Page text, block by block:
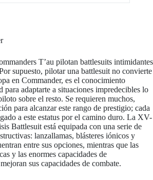
T’au pilotan battlesuits intimidantes
supuesto, pilotar una battlesuit no convierte
en Commander, es el conocimiento
para adaptarte a situaciones impredecibles lo
sobre el resto. Se requieren muchos,
para alcanzar este rango de prestigio; cada
a este estatus por el camino duro. La XV-
Battlesuit está equipada con una serie de
lanzallamas, blásteres iónicos y
entre sus opciones, mientras que las
y las enormes capacidades de
sus capacidades de combate.